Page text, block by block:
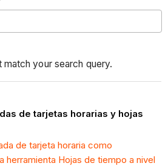
your search query.
de tarjetas horarias y hojas
de tarjeta horaria como
herramienta Hojas de tiempo a nivel